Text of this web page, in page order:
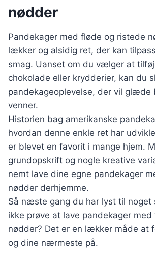
nødder
Pandekager med fløde og ristede
lækker og alsidig ret, der kan
smag. Uanset om du vælger at
chokolade eller krydderier, kan du
pandekageoplevelse, der vil glæde
venner.
Historien bag amerikanske
hvordan denne enkle ret har
er blevet en favorit i mange hjem.
grundopskrift og nogle kreative
nemt lave dine egne pandekager
nødder derhjemme.
Så næste gang du har lyst til noget
ikke prøve at lave pandekager
nødder? Det er en lækker måde at
og dine nærmeste på.